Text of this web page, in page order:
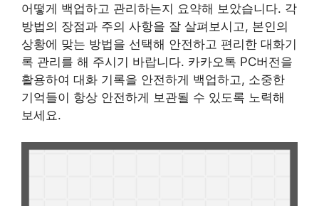
어떻게 백업하고 관리하는지 요약해 보았습니다. 각
방법의 장점과 주의 사항을 잘 살펴보시고, 본인의
상황에 맞는 방법을 선택해 안전하고 편리한 대화기
록 관리를 해 주시기 바랍니다. 카카오톡 PC버전을
활용하여 대화 기록을 안전하게 백업하고, 소중한
기억들이 항상 안전하게 보관될 수 있도록 노력해
보세요.